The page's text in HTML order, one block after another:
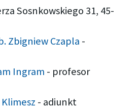
Sosnkowskiego 31, 45-
Zbigniew Czapla -
Ingram - profesor
- adiunkt